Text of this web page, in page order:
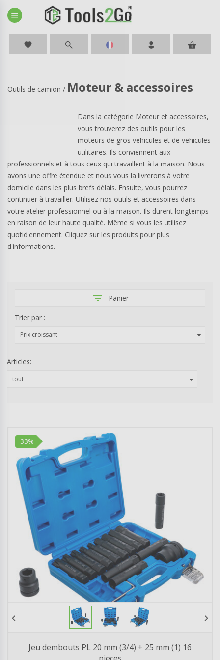
menu
favorite
Outils de camion / Moteur & accessoires
Dans la catégorie Moteur et accessoires,
vous trouverez des outils pour les
moteurs de gros véhicules et de véhicules
utilitaires. Ils conviennent aux
professionnels et à tous ceux qui travaillent à la maison. Nous
avons une offre étendue et nous vous la livrerons à votre
domicile dans les plus brefs délais. Ensuite, vous pourrez
continuer à travailler. Utilisez nos outils et accessoires dans
votre atelier professionnel ou à la maison. Ils durent longtemps
en raison de leur haute qualité. Même si vous les utilisez
quotidiennement. Cliquez sur les produits pour plus
d'informations.
filter_list Panier
Trier par :
Prix croissant
Articles:
tout
-33%
chevron_left chevron_right
Jeu dembouts PL 20 mm (3/4) + 25 mm (1) 16